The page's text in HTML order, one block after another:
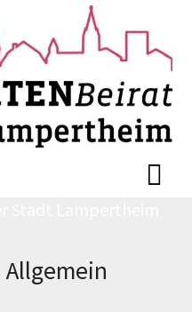
Allgemein